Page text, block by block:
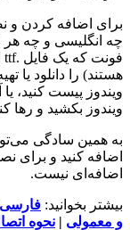
برای اضافه کردن و
چه انگلیسی و چه هر
ویندوز پیست کنید،
ویندوز بکشید و رها
به همین سادگی
اضافه کنید و برای
اضافه‌ای نیست.
بیشتر بخوانید: فارسی
و معمولی | نحوه